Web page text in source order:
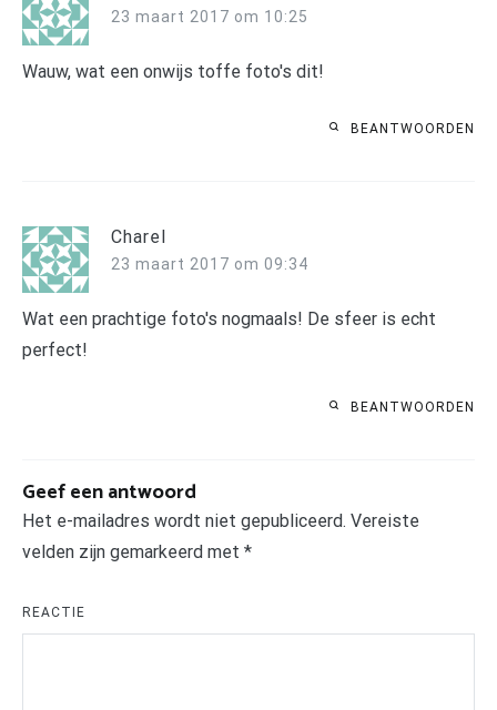
23 maart 2017 om 10:25
Wauw, wat een onwijs toffe foto's dit!
BEANTWOORDEN
Charel
23 maart 2017 om 09:34
Wat een prachtige foto's nogmaals! De sfeer is echt
perfect!
BEANTWOORDEN
Geef een antwoord
Het e-mailadres wordt niet gepubliceerd. Vereiste
velden zijn gemarkeerd met *
REACTIE